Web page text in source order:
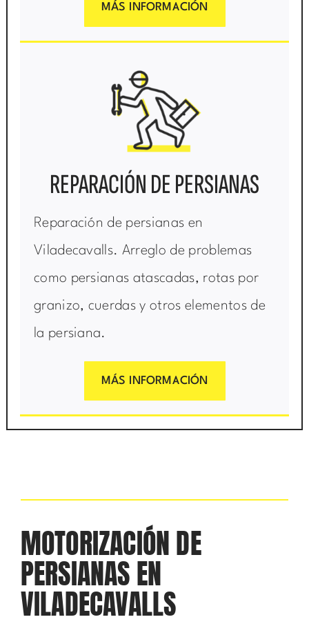
MÁS INFORMACIÓN
REPARACIÓN DE PERSIANAS
Reparación de persianas en
Viladecavalls. Arreglo de problemas
como persianas atascadas, rotas por
granizo, cuerdas y otros elementos de
la persiana.
MÁS INFORMACIÓN
MOTORIZACIÓN DE
PERSIANAS EN
VILADECAVALLS